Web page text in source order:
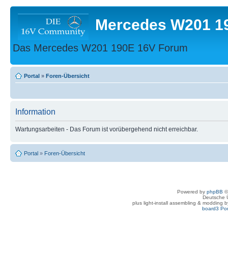
Mercedes W201
Das Mercedes W201 190E 16V Forum
Portal » Foren-Übersicht
Information
Wartungsarbeiten - Das Forum ist vorübergehend nicht erreichbar.
Portal » Foren-Übersicht
Powered by phpBB
Deutsche
plus light-install assembling & modding
board3